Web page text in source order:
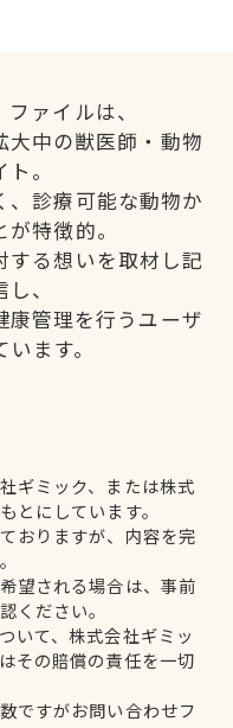
ァイルは、
大中の獣医師・動物
。
、診療可能な動物か
特徴的。
する想いを取材し記
、
康管理を行うユーザ
ます。
ギミック、または株式
とにしています。
おりますが、内容を完
望される場合は、事前
ください。
いて、株式会社ギミッ
その賠償の責任を一切
ですがお問い合わせフ